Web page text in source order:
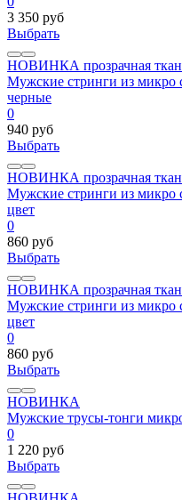
3 350 руб
Выбрать
НОВИНКА прозрачная
Мужские стринги из микро
черные
0
940 руб
Выбрать
НОВИНКА прозрачная
Мужские стринги из микро
цвет
0
860 руб
Выбрать
НОВИНКА прозрачная
Мужские стринги из микро
цвет
0
860 руб
Выбрать
НОВИНКА
Мужские трусы-тонги
0
1 220 руб
Выбрать